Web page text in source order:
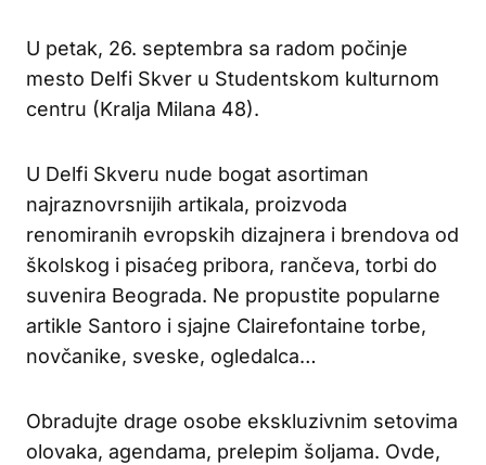
U petak, 26. septembra sa radom počinje
mesto Delfi Skver u Studentskom kulturnom
centru (Kralja Milana 48).
U Delfi Skveru nude bogat asortiman
najraznovrsnijih artikala, proizvoda
renomiranih evropskih dizajnera i brendova od
školskog i pisaćeg pribora, rančeva, torbi do
suvenira Beograda. Ne propustite popularne
artikle Santoro i sjajne Clairefontaine torbe,
novčanike, sveske, ogledalca…
Obradujte drage osobe ekskluzivnim setovima
olovaka, agendama, prelepim šoljama. Ovde,